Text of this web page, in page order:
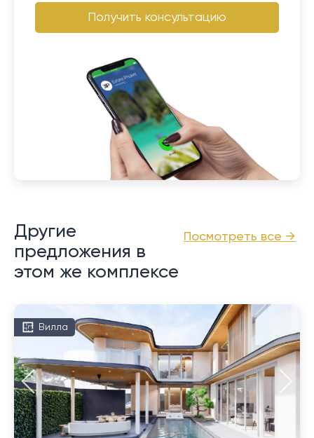
Получить консультацию
Посмотреть все →
Другие
предложения в
этом же комплексе
Вилла